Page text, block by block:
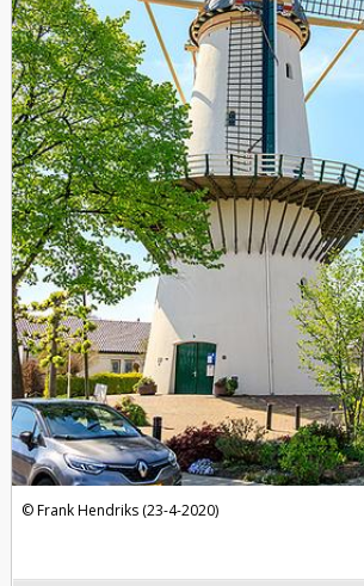
Frank Hendriks (23-4-2020)